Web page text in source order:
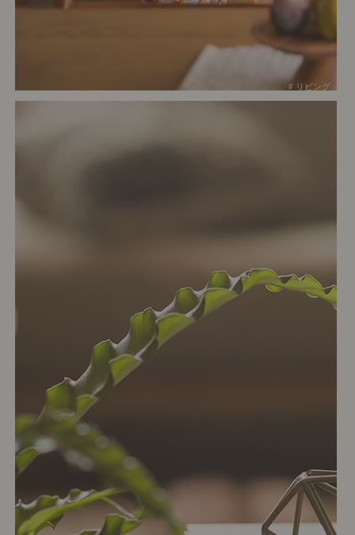
# リビング